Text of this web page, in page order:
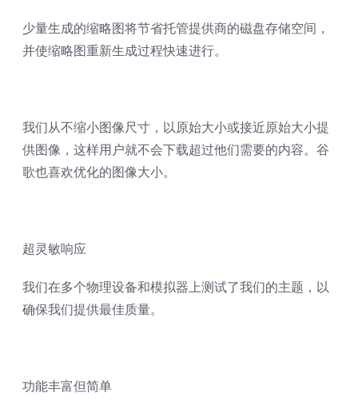
少量生成的缩略图将节省托管提供商的磁盘存储空间，
并使缩略图重新生成过程快速进行。
我们从不缩小图像尺寸，以原始大小或接近原始大小提
供图像，这样用户就不会下载超过他们需要的内容。谷
歌也喜欢优化的图像大小。
超灵敏响应
我们在多个物理设备和模拟器上测试了我们的主题，以
确保我们提供最佳质量。
功能丰富但简单